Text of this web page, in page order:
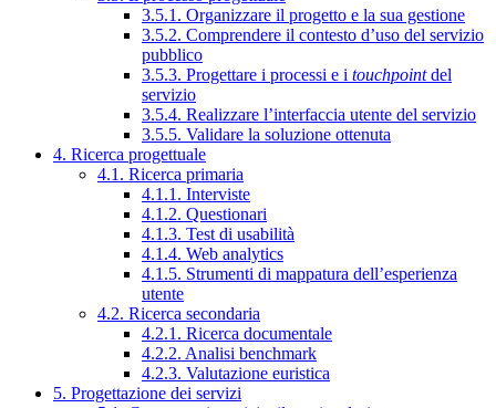
3.5.1. Organizzare il progetto e la sua gestione
3.5.2. Comprendere il contesto d’uso del servizio
pubblico
3.5.3. Progettare i processi e i touchpointdel
servizio
3.5.4. Realizzare l’interfaccia utente del servizio
3.5.5. Validare la soluzione ottenuta
4. Ricerca progettuale
4.1. Ricerca primaria
4.1.1. Interviste
4.1.2. Questionari
4.1.3. Test di usabilità
4.1.4. Web analytics
4.1.5. Strumenti di mappatura dell’esperienza
utente
4.2. Ricerca secondaria
4.2.1. Ricerca documentale
4.2.2. Analisi benchmark
4.2.3. Valutazione euristica
5. Progettazione dei servizi